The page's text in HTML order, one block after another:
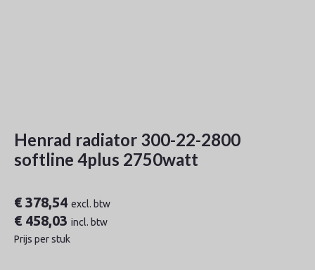
Henrad radiator 300-22-2800
softline 4plus 2750watt
€ 378,54 excl. btw
€ 458,03 incl. btw
Prijs per stuk